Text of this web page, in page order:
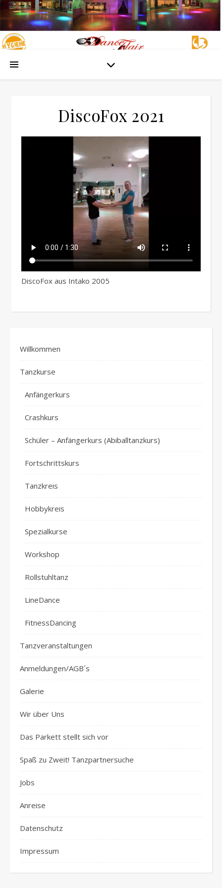
DiscoFox 2021
DiscoFox aus Intako 2005
Willkommen
Tanzkurse
Anfängerkurs
Crashkurs
Schüler – Anfängerkurs (Abiballtanzkurs)
Fortschrittskurs
Tanzkreis
Hobbykreis
Spezialkurse
Workshop
Rollstuhltanz
LineDance
FitnessDancing
Tanzveranstaltungen
Anmeldungen/AGB´s
Galerie
Wir über Uns
Das Parkett stellt sich vor
Spaß zu Zweit! Tanzpartnersuche
Jobs
Anreise
Datenschutz
Impressum